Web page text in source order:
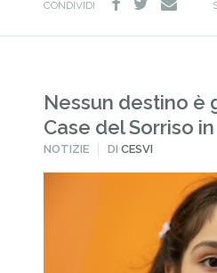
CONDIVIDI
e-
Nessun destino è
Case del Sorriso
PUBBLICATO
NOTIZIE DICESVI